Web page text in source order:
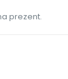
prezent.